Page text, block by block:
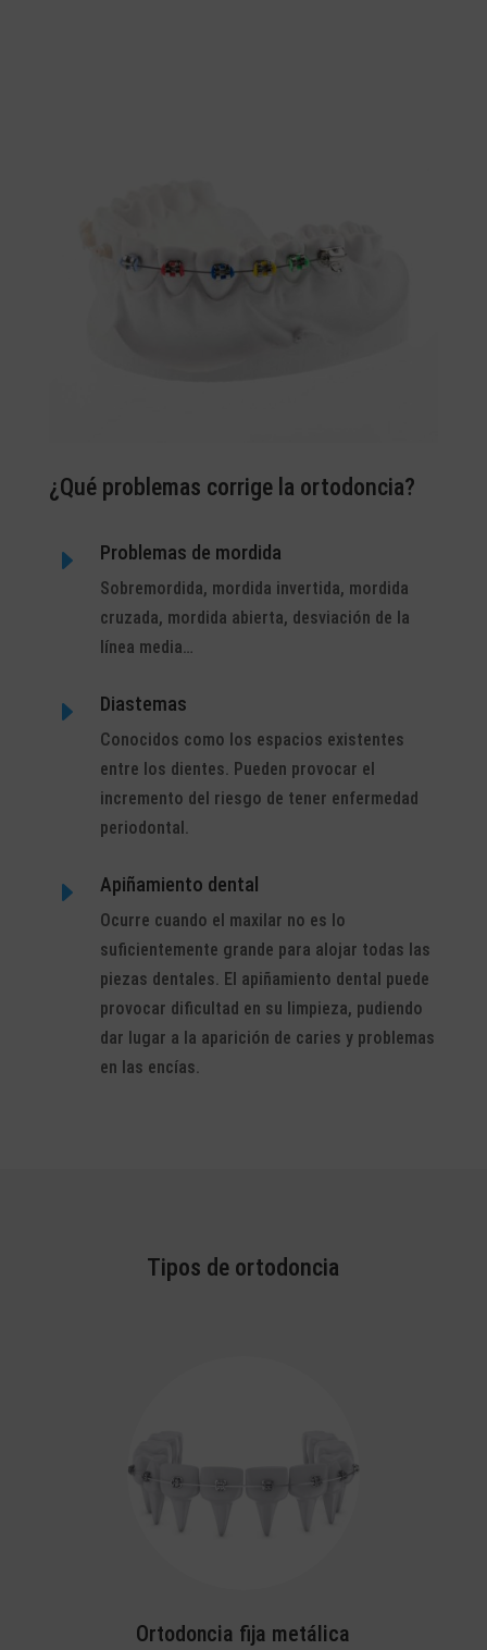
¿Qué problemas corrige la ortodoncia?
E Problemas de mordida
Sobremordida, mordida invertida, mordida
cruzada, mordida abierta, desviación de la
línea media…
E Diastemas
Conocidos como los espacios existentes
entre los dientes. Pueden provocar el
incremento del riesgo de tener enfermedad
periodontal.
E Apiñamiento dental
Ocurre cuando el maxilar no es lo
suficientemente grande para alojar todas las
piezas dentales. El apiñamiento dental puede
provocar dificultad en su limpieza, pudiendo
dar lugar a la aparición de caries y problemas
en las encías.
Tipos de ortodoncia
Ortodoncia fija metálica